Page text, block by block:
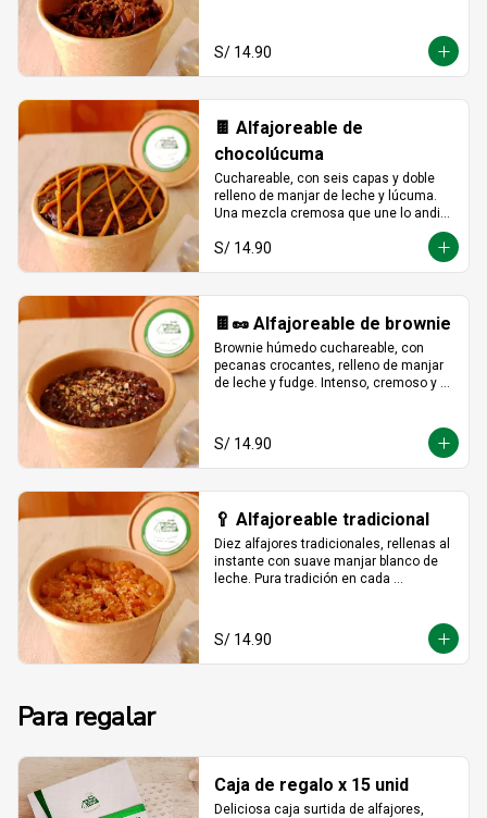
S/ 14.90
🍫 Alfajoreable de
chocolúcuma
Cuchareable, con seis capas y doble
relleno de manjar de leche y lúcuma.
Una mezcla cremosa que une lo andino
S/ 14.90
🍫🥜 Alfajoreable de brownie
Brownie húmedo cuchareable, con
pecanas crocantes, relleno de manjar
de leche y fudge. Intenso, cremoso y
S/ 14.90
🥄 Alfajoreable tradicional
Diez alfajores tradicionales, rellenas al
instante con suave manjar blanco de
leche. Pura tradición en cada
S/ 14.90
Para regalar
Caja de regalo x 15 unid
Deliciosa caja surtida de alfajores,